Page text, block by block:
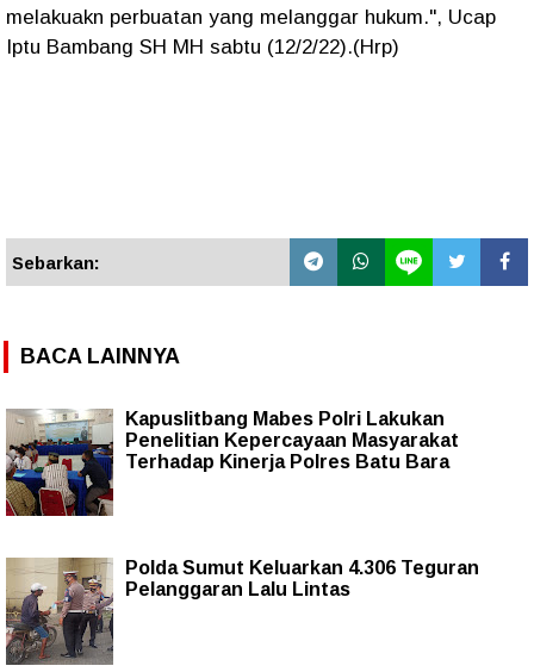
melakuakn perbuatan yang melanggar hukum.", Ucap
Iptu Bambang SH MH sabtu (12/2/22).(Hrp)
Sebarkan:
BACA LAINNYA
Kapuslitbang Mabes Polri Lakukan
Penelitian Kepercayaan Masyarakat
Terhadap Kinerja Polres Batu Bara
Polda Sumut Keluarkan 4.306 Teguran
Pelanggaran Lalu Lintas